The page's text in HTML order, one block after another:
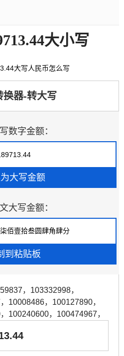
大小写
大写人民币怎么写
换器-转大写
数字金额：
大写金额：
， 103332998，
， 10008486， 100127890，
， 100240600， 100474967，